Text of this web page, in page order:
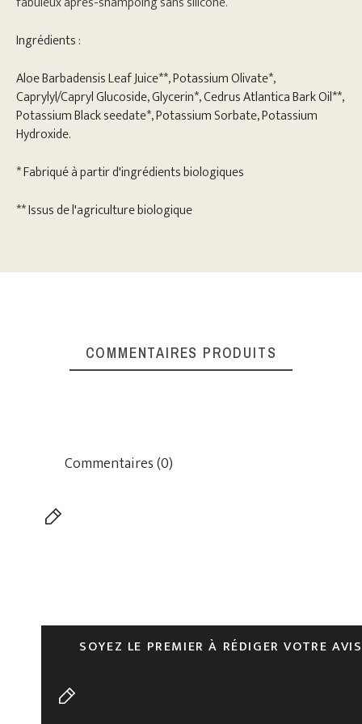
Ingrédients :
Aloe Barbadensis Leaf Juice**, Potassium Olivate*,
Caprylyl/Capryl Glucoside, Glycerin*, Cedrus Atlantica Bark Oil**,
Potassium Black seedate*, Potassium Sorbate, Potassium
Hydroxide.
* Fabriqué à partir d'ingrédients biologiques
** Issus de l'agriculture biologique
COMMENTAIRES PRODUITS
Commentaires (0)
SOYEZ LE PREMIER À RÉDIGER VOTRE AVIS